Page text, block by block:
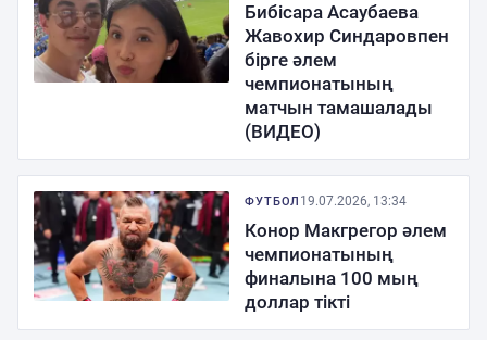
Бибісара Асаубаева
Жавохир Синдаровпен
бірге әлем
чемпионатының
матчын тамашалады
(ВИДЕО)
ФУТБОЛ 19.07.2026, 13:34
Конор Макгрегор әлем
чемпионатының
финалына 100 мың
доллар тікті